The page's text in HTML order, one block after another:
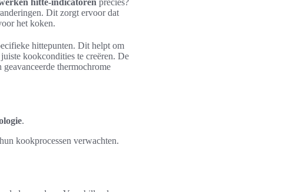
hitte-indicatoren precies?
Dit zorgt ervoor dat
het koken.
hittepunten. Dit helpt om
kookcondities te creëren. De
thermochrome
.
kookprocessen verwachten.